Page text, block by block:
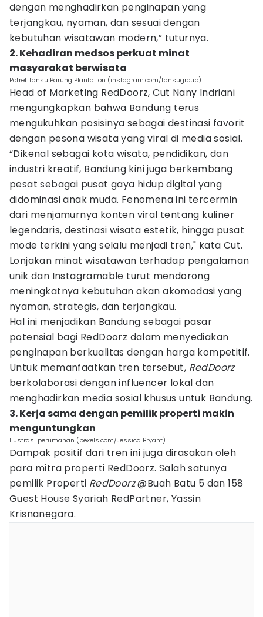
dengan menghadirkan penginapan yang
terjangkau, nyaman, dan sesuai dengan
kebutuhan wisatawan modern,” tuturnya.
2. Kehadiran medsos perkuat minat
masyarakat berwisata
Potret Tansu Parung Plantation (instagram.com/tansugroup)
Head of Marketing RedDoorz, Cut Nany Indriani
mengungkapkan bahwa Bandung terus
mengukuhkan posisinya sebagai destinasi favorit
dengan pesona wisata yang viral di media sosial.
“Dikenal sebagai kota wisata, pendidikan, dan
industri kreatif, Bandung kini juga berkembang
pesat sebagai pusat gaya hidup digital yang
didominasi anak muda. Fenomena ini tercermin
dari menjamurnya konten viral tentang kuliner
legendaris, destinasi wisata estetik, hingga pusat
mode terkini yang selalu menjadi tren," kata Cut.
Lonjakan minat wisatawan terhadap pengalaman
unik dan Instagramable turut mendorong
meningkatnya kebutuhan akan akomodasi yang
nyaman, strategis, dan terjangkau.
Hal ini menjadikan Bandung sebagai pasar
potensial bagi RedDoorz dalam menyediakan
penginapan berkualitas dengan harga kompetitif.
Untuk memanfaatkan tren tersebut, RedDoorz
berkolaborasi dengan influencer lokal dan
menghadirkan media sosial khusus untuk Bandung.
3. Kerja sama dengan pemilik properti makin
menguntungkan
Ilustrasi perumahan (pexels.com/Jessica Bryant)
Dampak positif dari tren ini juga dirasakan oleh
para mitra properti RedDoorz. Salah satunya
pemilik Properti RedDoorz@Buah Batu 5 dan 158
Guest House Syariah RedPartner, Yassin
Krisnanegara.